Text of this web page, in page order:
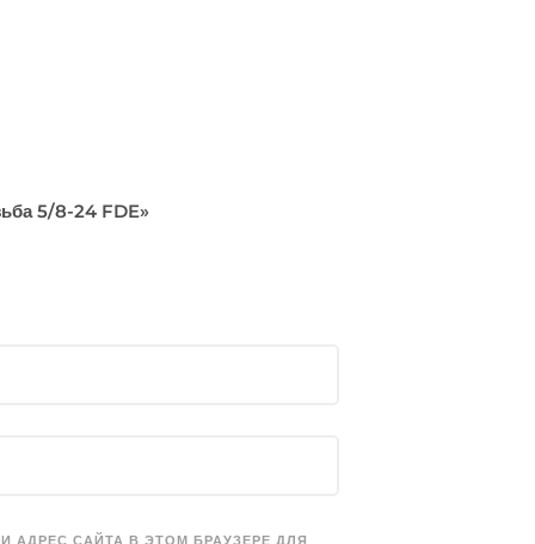
5/8-24 FDE»
АДРЕС САЙТА В ЭТОМ БРАУЗЕРЕ ДЛЯ